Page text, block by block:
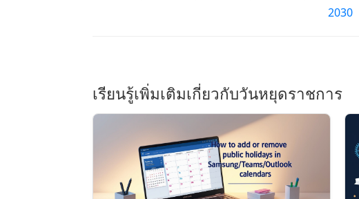
2030
เรียนรู้เพิ่มเติมเกี่ยวกับวันหยุดราชการ